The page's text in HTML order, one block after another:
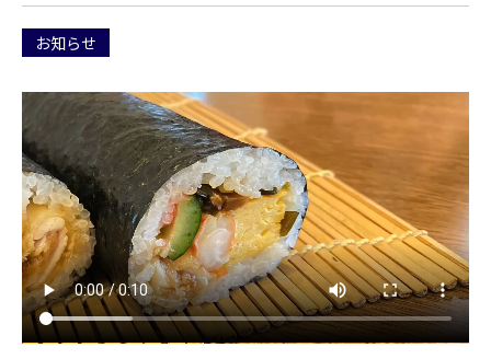
お知らせ